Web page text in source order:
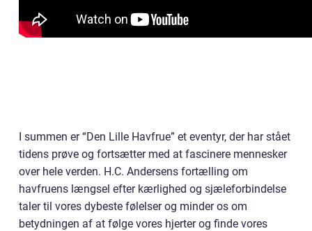
I summen er “Den Lille Havfrue” et eventyr, der har stået
tidens prøve og fortsætter med at fascinere mennesker
over hele verden. H.C. Andersens fortælling om
havfruens længsel efter kærlighed og sjæleforbindelse
taler til vores dybeste følelser og minder os om
betydningen af at følge vores hjerter og finde vores